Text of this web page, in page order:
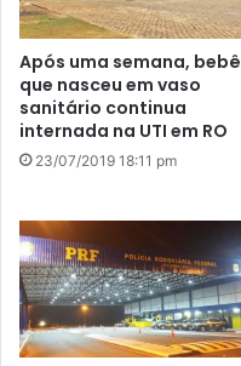
Após uma semana, bebê
que nasceu em vaso
sanitário continua
internada na UTI em RO
23/07/2019 18:11 pm